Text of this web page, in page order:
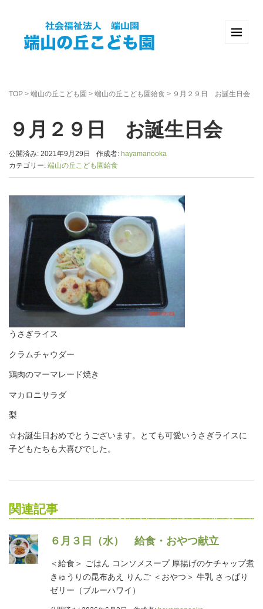
TOP > 端山の丘こども園 > 端山の丘こども園給食 > ９月２９日 お誕生日会
９月２９日 お誕生日会
公開済み: 2021年9月29日 作成者: hayamanooka
カテゴリー: 端山の丘こども園給食
うさぎライス
クラムチャウダー
鶏肉のマーマレード焼き
マカロニサラダ
梨
☆お誕生日おめでとうございます。とても可愛いうさぎライスに
子どもたちも大喜びでした。
関連記事
６月３日（水） 給食・おやつ献立
＜給食＞ ごはん コンソメスープ 厚揚げのケチャップ煮
きゅうりの昆布あえ りんご ＜おやつ＞ 牛乳 さっぱり
ゼリー（ブルーハワイ）